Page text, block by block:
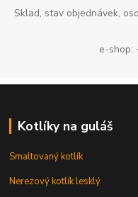
Sklad, stav objednávek,
e-shop:
Kotlíky na guláš
Smaltovaný kotlík
Nerezový kotlík lesklý